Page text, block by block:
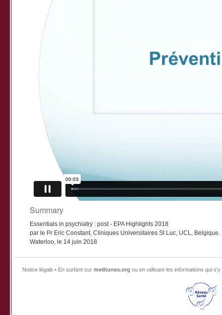
Summary
Essentials in psychiatry : post - EPA Highlights 2018
par le Pr Eric Constant, Cliniques Universitaires St Luc, UCL, Belgique.
Waterloo, le 14 juin 2018
Notice légale • En surfant sur medtunes.org ou en utilisant les informations qui